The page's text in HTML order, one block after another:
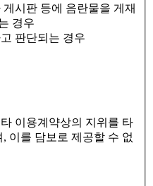
시판 등에 음란물을 게재
경우
판단되는 경우
이용계약상의 지위를 타
이를 담보로 제공할 수 없